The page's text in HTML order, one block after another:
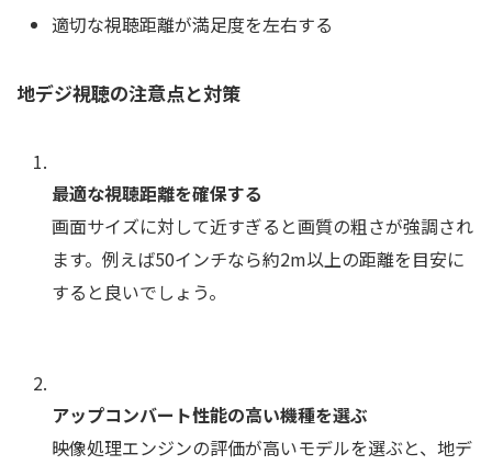
適切な視聴距離が満足度を左右する
地デジ視聴の注意点と対策
最適な視聴距離を確保する
画面サイズに対して近すぎると画質の粗さが強調され
ます。例えば50インチなら約2m以上の距離を目安に
すると良いでしょう。
アップコンバート性能の高い機種を選ぶ
映像処理エンジンの評価が高いモデルを選ぶと、地デ